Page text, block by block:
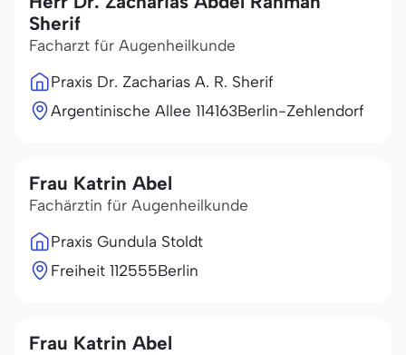
Sherif
Facharzt für Augenheilkunde
Praxis Dr. Zacharias A. R. Sherif
Argentinische Allee 114163Berlin-Zehlendorf
Frau Katrin Abel
Fachärztin für Augenheilkunde
Praxis Gundula Stoldt
Freiheit 112555Berlin
Frau Katrin Abel